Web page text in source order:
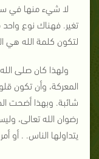
لا شيء منها في
تغير. فهناك نوع
لتكون كلمة الله هي
ولهذا كان صلى
المعركة، وأن تكون
شائبة. وبهذا أضحت
رضوان الله تعالى،
يتداولها الناس. . أو